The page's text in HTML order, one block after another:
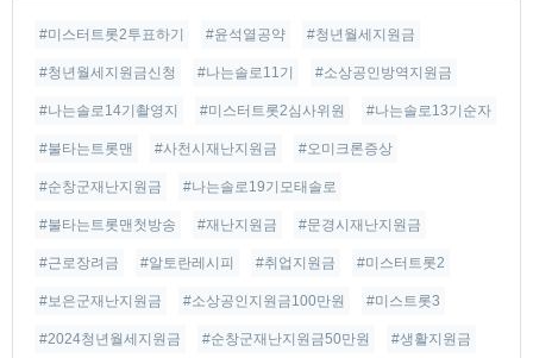
#미스터트롯2투표하기 #윤석열공약 #청년월세지원금
#청년월세지원금신청 #나는솔로11기 #소상공인방역지원금
#나는솔로14기촬영지 #미스터트롯2심사위원 #나는솔로13기순자
#불타는트롯맨 #사천시재난지원금 #오미크론증상
#순창군재난지원금 #나는솔로19기모태솔로
#불타는트롯맨첫방송 #재난지원금 #문경시재난지원금
#근로장려금 #알토란레시피 #취업지원금 #미스터트롯2
#보은군재난지원금 #소상공인지원금100만원 #미스트롯3
#2024청년월세지원금 #순창군재난지원금50만원 #생활지원금